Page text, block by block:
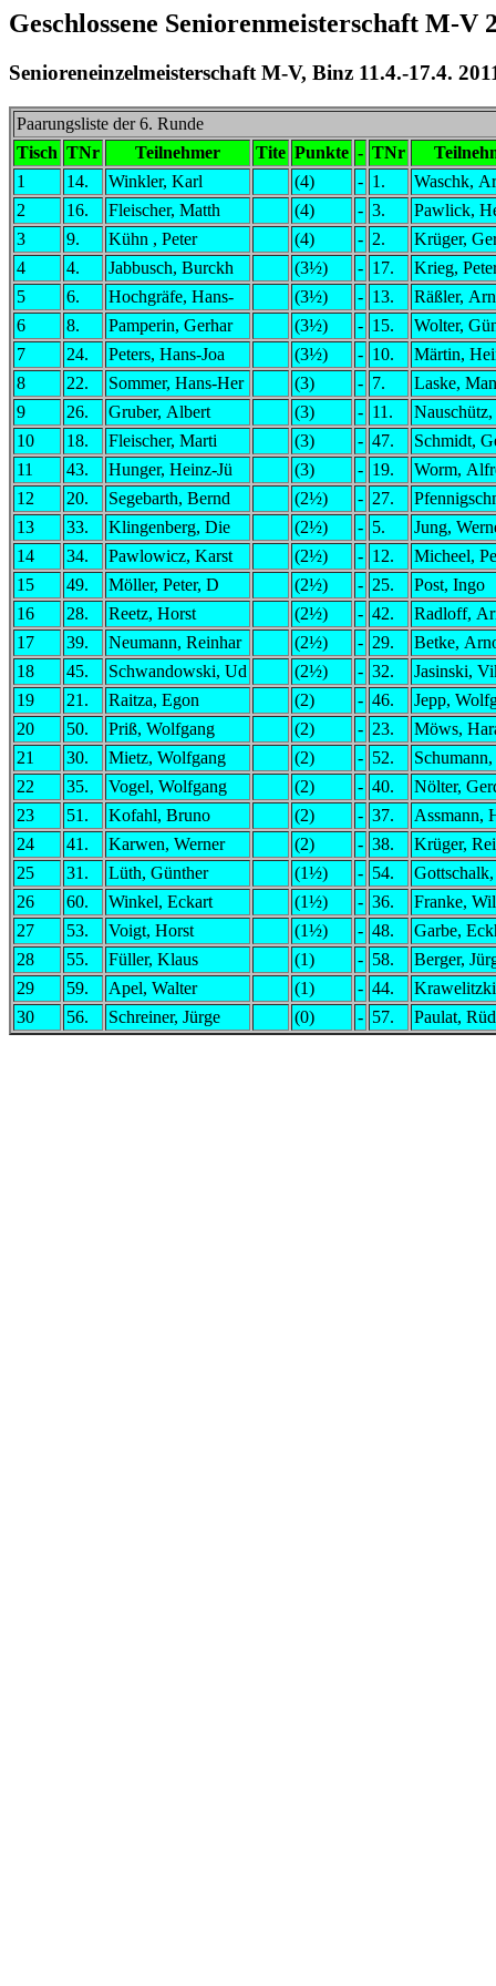
Geschlossene Seniorenmeisterschaft M-V
Senioreneinzelmeisterschaft M-V, Binz 11.4.-17.4.
Paarungsliste der 6. Runde
Tisch TNr Teilnehmer Tite Punkte - TNr
1
14. Winkler, Karl (4) - 1.
Waschk,
2
16. Fleischer, Matth (4) - 3.
Pawlick,
3
9. Kühn , Peter (4) - 2.
Krüger,
4
4. Jabbusch, Burckh (3½) - 17.
Krieg,
5
6. Hochgräfe, Hans- (3½) - 13.
Räßler,
6
8. Pamperin, Gerhar (3½) - 15.
Wolter,
7
24. Peters, Hans-Joa (3½) - 10.
Märtin,
8
22. Sommer, Hans-Her (3) - 7.
Laske,
9
26. Gruber, Albert (3) - 11.
10
18. Fleischer, Marti (3) - 47.
Schmidt,
11
43. Hunger, Heinz-Jü (3) - 19.
Worm,
12
20. Segebarth, Bernd (2½) - 27.
13
33. Klingenberg, Die (2½) - 5.
Jung,
14
34. Pawlowicz, Karst (2½) - 12.
Micheel,
15
49. Möller, Peter, D (2½) - 25.
Post, Ingo
16
28. Reetz, Horst (2½) - 42.
Radloff,
17
39. Neumann, Reinhar (2½) - 29.
Betke,
18
45. Schwandowski, Ud (2½) - 32.
Jasinski,
19
21. Raitza, Egon (2) - 46.
Jepp,
20
50. Priß, Wolfgang (2) - 23.
Möws,
21
30. Mietz, Wolfgang (2) - 52.
22
35. Vogel, Wolfgang (2) - 40.
Nölter,
23
51. Kofahl, Bruno (2) - 37.
Assmann,
24
41. Karwen, Werner (2) - 38.
Krüger,
25
31. Lüth, Günther (1½) - 54.
26
60. Winkel, Eckart (1½) - 36.
Franke,
27
53. Voigt, Horst (1½) - 48.
Garbe,
28
55. Füller, Klaus (1) - 58.
Berger,
29
59. Apel, Walter (1) - 44.
30
56. Schreiner, Jürge (0) - 57. Paulat,